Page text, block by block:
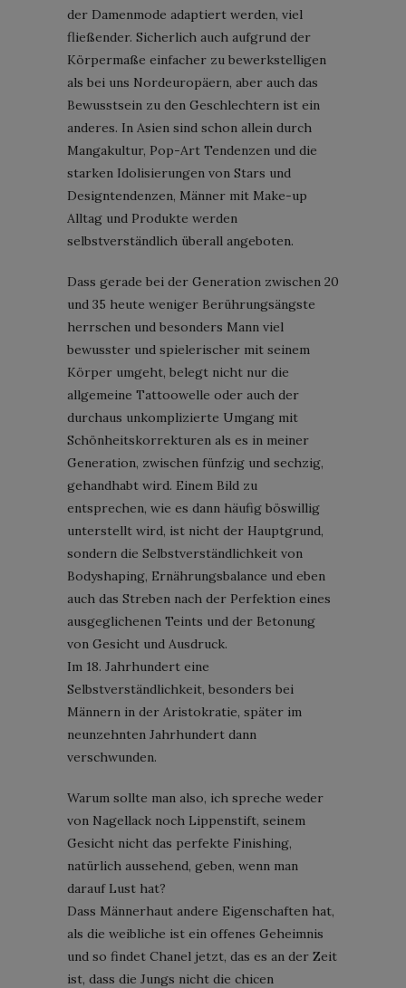
der Damenmode adaptiert werden, viel
fließender. Sicherlich auch aufgrund der
Körpermaße einfacher zu bewerkstelligen
als bei uns Nordeuropäern, aber auch das
Bewusstsein zu den Geschlechtern ist ein
anderes. In Asien sind schon allein durch
Mangakultur, Pop-Art Tendenzen und die
starken Idolisierungen von Stars und
Designtendenzen, Männer mit Make-up
Alltag und Produkte werden
selbstverständlich überall angeboten.
Dass gerade bei der Generation zwischen 20
und 35 heute weniger Berührungsängste
herrschen und besonders Mann viel
bewusster und spielerischer mit seinem
Körper umgeht, belegt nicht nur die
allgemeine Tattoowelle oder auch der
durchaus unkomplizierte Umgang mit
Schönheitskorrekturen als es in meiner
Generation, zwischen fünfzig und sechzig,
gehandhabt wird. Einem Bild zu
entsprechen, wie es dann häufig böswillig
unterstellt wird, ist nicht der Hauptgrund,
sondern die Selbstverständlichkeit von
Bodyshaping, Ernährungsbalance und eben
auch das Streben nach der Perfektion eines
ausgeglichenen Teints und der Betonung
von Gesicht und Ausdruck.
Im 18. Jahrhundert eine
Selbstverständlichkeit, besonders bei
Männern in der Aristokratie, später im
neunzehnten Jahrhundert dann
verschwunden.
Warum sollte man also, ich spreche weder
von Nagellack noch Lippenstift, seinem
Gesicht nicht das perfekte Finishing,
natürlich aussehend, geben, wenn man
darauf Lust hat?
Dass Männerhaut andere Eigenschaften hat,
als die weibliche ist ein offenes Geheimnis
und so findet Chanel jetzt, das es an der Zeit
ist, dass die Jungs nicht die chicen